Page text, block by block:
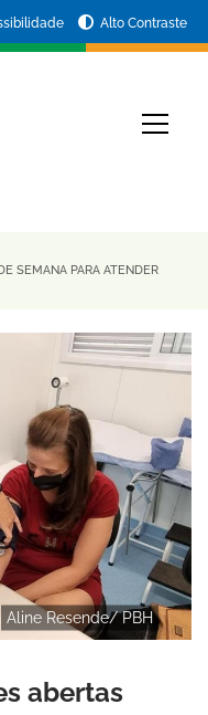
Alto Contraste
SEMANA PARA ATENDER
Aline Resende/ PBH
abertas